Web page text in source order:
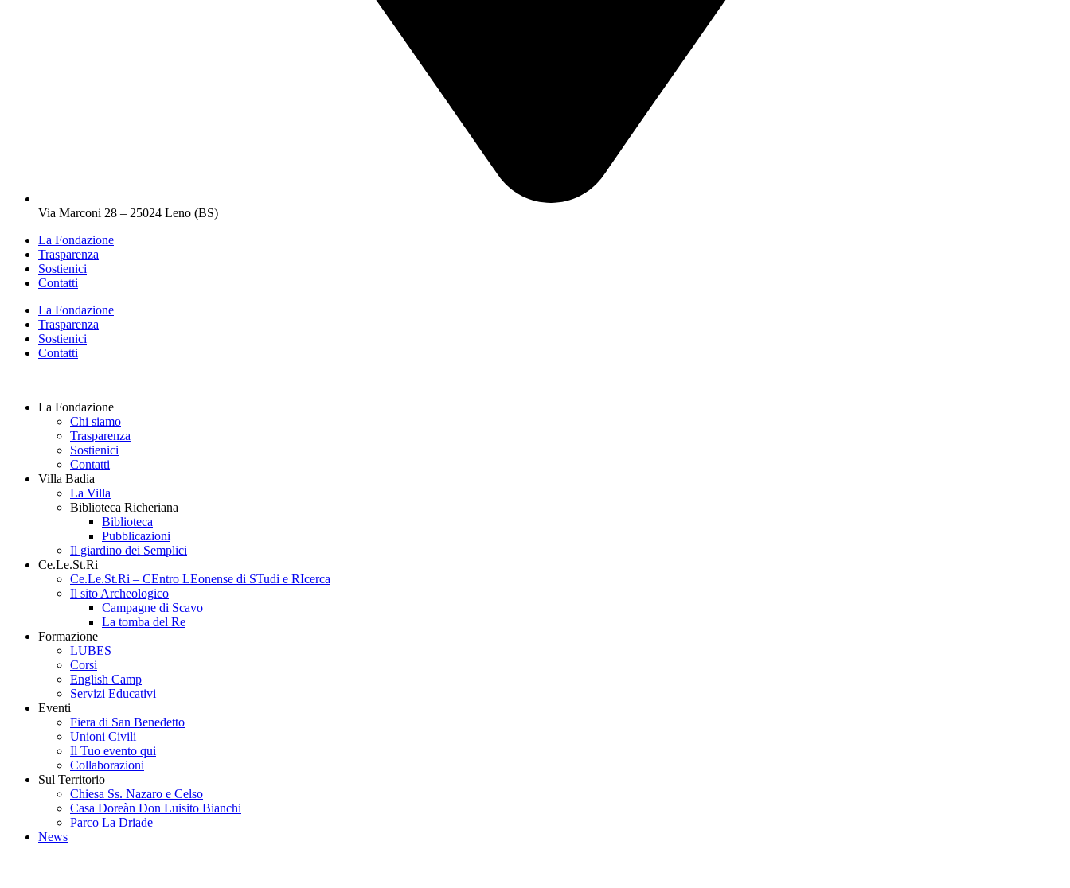
Via Marconi 28 – 25024 Leno (BS)
La Fondazione
Trasparenza
Sostienici
Contatti
La Fondazione
Trasparenza
Sostienici
Contatti
La Fondazione
Chi siamo
Trasparenza
Sostienici
Contatti
Villa Badia
La Villa
Biblioteca Richeriana
Biblioteca
Pubblicazioni
Il giardino dei Semplici
Ce.Le.St.Ri
Ce.Le.St.Ri – CEntro LEonense di STudi e RIcerca
Il sito Archeologico
Campagne di Scavo
La tomba del Re
Formazione
LUBES
Corsi
English Camp
Servizi Educativi
Eventi
Fiera di San Benedetto
Unioni Civili
Il Tuo evento qui
Collaborazioni
Sul Territorio
Chiesa Ss. Nazaro e Celso
Casa Doreàn Don Luisito Bianchi
Parco La Driade
News